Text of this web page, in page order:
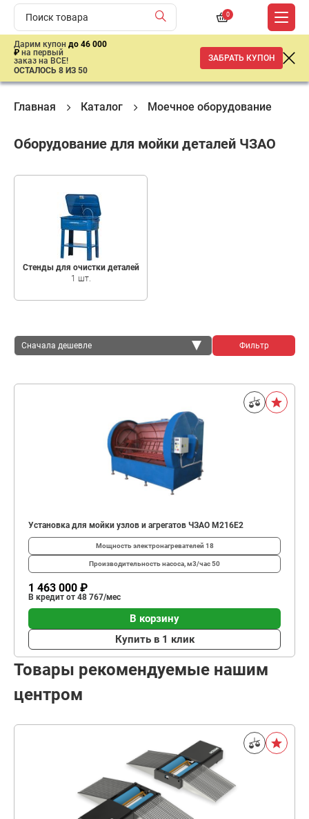
0
Дарим купон до 46 000
₽ на первый
заказ на ВСЕ!
ОСТАЛОСЬ 8 ИЗ 50
ЗАБРАТЬ КУПОН
Главная Каталог Моечное оборудование
Оборудование для мойки деталей ЧЗАО
Стенды для очистки деталей
1 шт.
Сначала дешевле Фильтр
Установка для мойки узлов и агрегатов ЧЗАО М216Е2
Мощность электронагревателей 18
Производительность насоса, м3/час50
1 463 000 ₽
В кредит от 48 767/мес
В корзину
Купить в 1 клик
Товары рекомендуемые нашим
центром